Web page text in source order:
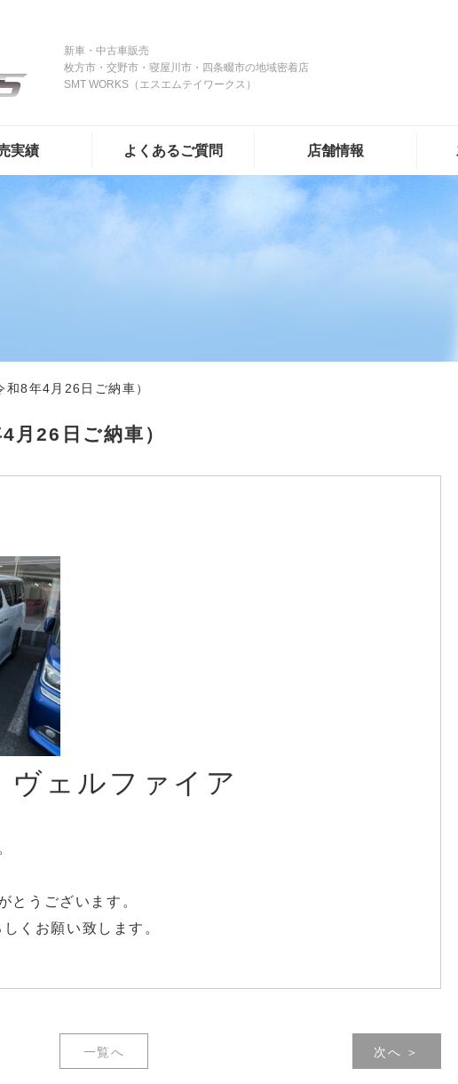
新車・中古車販売
枚方市・交野市・寝屋川市・四条畷市の地域密着店
SMT WORKS（エスエムテイワークス）
実績 よくあるご質問 店舗情報
和8年4月26日ご納車）
月26日ご納車）
ェルファイア
とうございます。
くお願い致します。
一覧へ 次へ ＞